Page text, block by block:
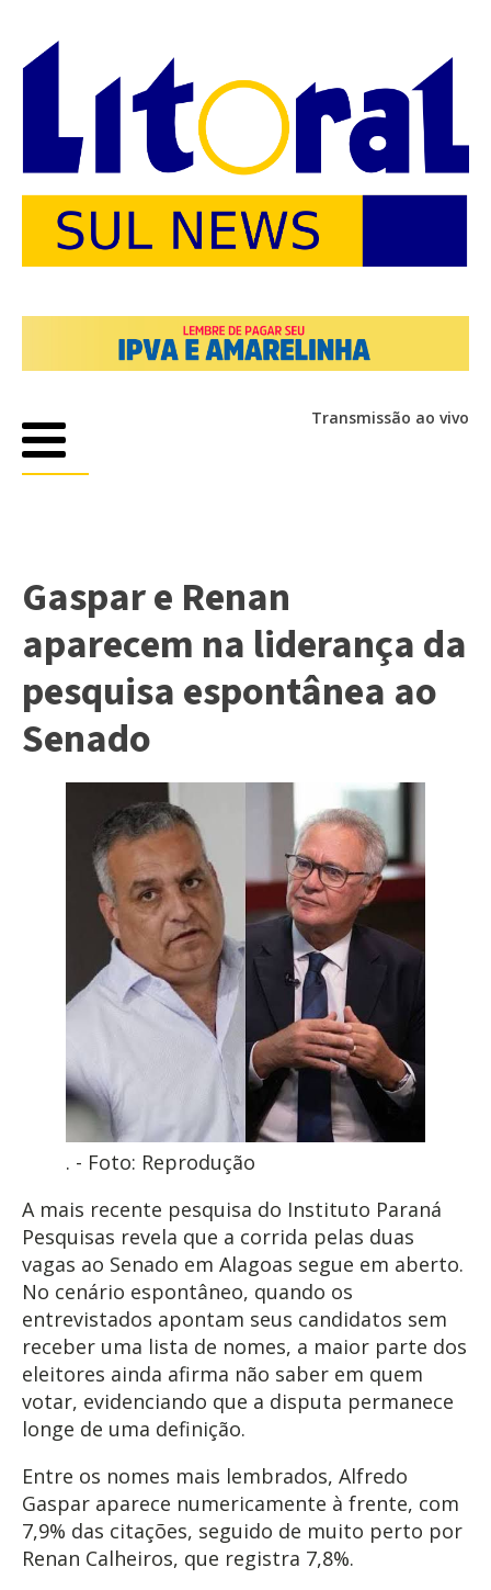
Transmissão ao vivo
Gaspar e Renan
aparecem na liderança da
pesquisa espontânea ao
Senado
. - Foto: Reprodução
A mais recente pesquisa do Instituto Paraná
Pesquisas revela que a corrida pelas duas
vagas ao Senado em Alagoas segue em aberto.
No cenário espontâneo, quando os
entrevistados apontam seus candidatos sem
receber uma lista de nomes, a maior parte dos
eleitores ainda afirma não saber em quem
votar, evidenciando que a disputa permanece
longe de uma definição.
Entre os nomes mais lembrados, Alfredo
Gaspar aparece numericamente à frente, com
7,9% das citações, seguido de muito perto por
Renan Calheiros, que registra 7,8%.